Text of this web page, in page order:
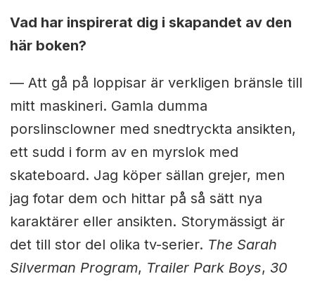
Vad har inspirerat dig i skapandet av den
här boken?
— Att gå på loppisar är verkligen bränsle till
mitt maskineri. Gamla dumma
porslinsclowner med snedtryckta ansikten,
ett sudd i form av en myrslok med
skateboard. Jag köper sällan grejer, men
jag fotar dem och hittar på så sätt nya
karaktärer eller ansikten. Storymässigt är
det till stor del olika tv-serier. The Sarah
Silverman Program, Trailer Park Boys, 30